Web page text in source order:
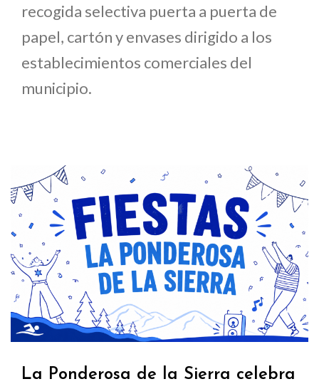
recogida selectiva puerta a puerta de
papel, cartón y envases dirigido a los
establecimientos comerciales del
municipio.
La Ponderosa de la Sierra celebra